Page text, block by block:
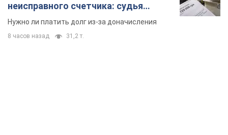
неисправного счетчика: судья
вынес неожиданное решение
Нужно ли платить долг из-за доначисления
8 часов назад 31,2 т.